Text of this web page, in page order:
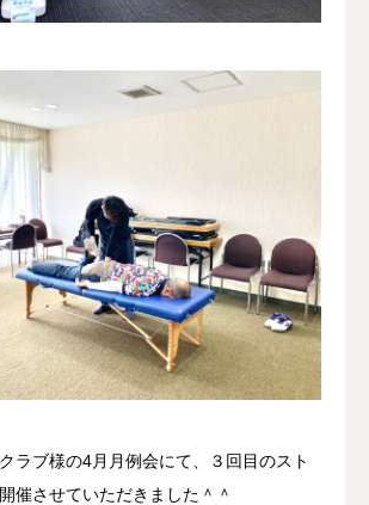
ラブ様の4月月例会にて、３回目のスト
催させていただきました＾＾